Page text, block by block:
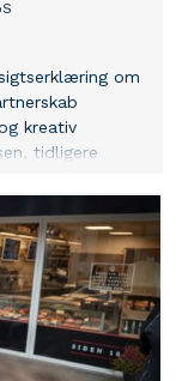
om
kreativ
tidligere
vartegn til
erhverv,